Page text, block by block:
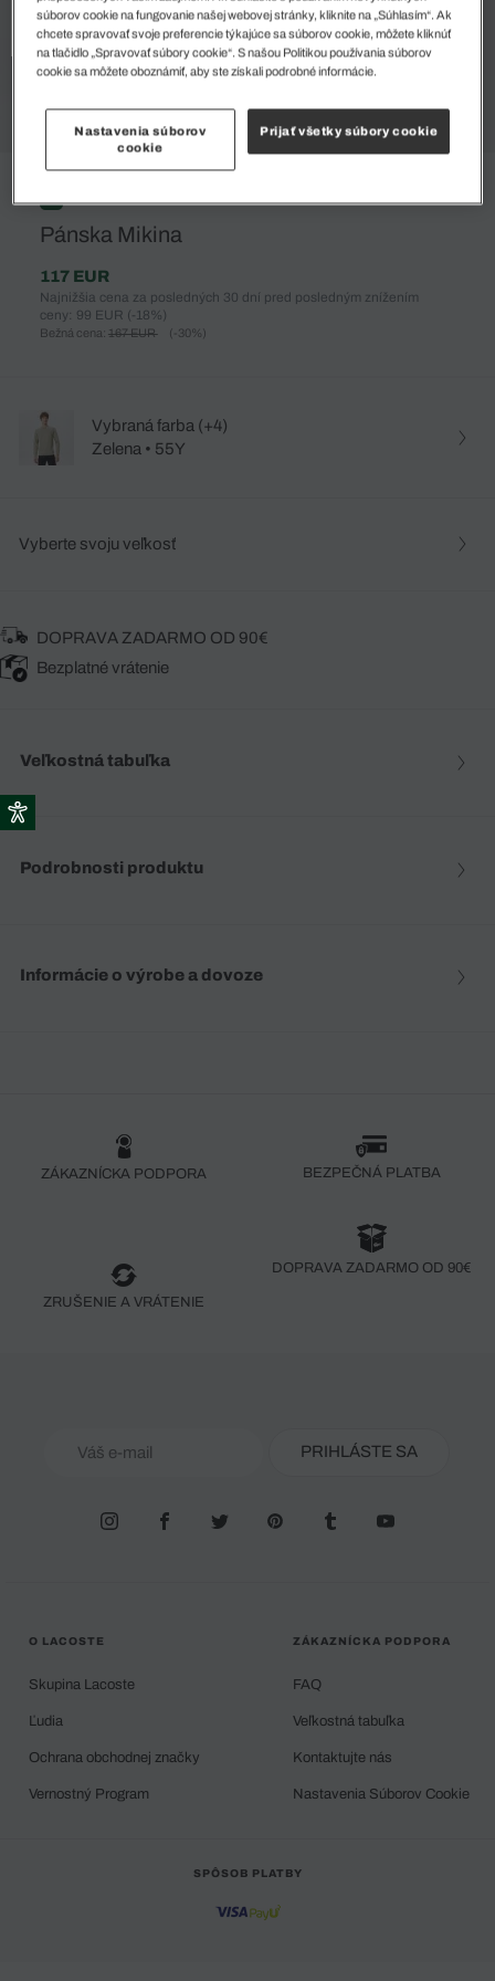
%
Pánska Mikina
117 EUR
Najnižšia cena za posledných 30 dní pred posledným znížením
ceny: 99 EUR (-18%)
Bežná cena: 167 EUR (-30%)
Vybraná farba (+4)
Zelena • 55Y
Vyberte svoju veľkosť
DOPRAVA ZADARMO OD 90€
Bezplatné vrátenie
Veľkostná tabuľka
Podrobnosti produktu
Informácie o výrobe a dovoze
ZÁKAZNÍCKA PODPORA BEZPEČNÁ PLATBA
ZRUŠENIE A VRÁTENIE
DOPRAVA ZADARMO OD 90€
PRIHLÁSTE SA
O LACOSTE
Skupina Lacoste
Ľudia
Ochrana obchodnej značky
Vernostný Program
ZÁKAZNÍCKA PODPORA
FAQ
Veľkostná tabuľka
Kontaktujte nás
Nastavenia Súborov Cookie
SPÔSOB PLATBY
súborov cookie na fungovanie našej webovej stránky, kliknite na „Súhlasím“. Ak
chcete spravovať svoje preferencie týkajúce sa súborov cookie, môžete kliknúť
na tlačidlo „Spravovať súbory cookie“. S našou Politikou používania súborov
cookie sa môžete oboznámiť, aby ste získali podrobné informácie.
Nastavenia súborov
cookie
Prijať všetky súbory cookie